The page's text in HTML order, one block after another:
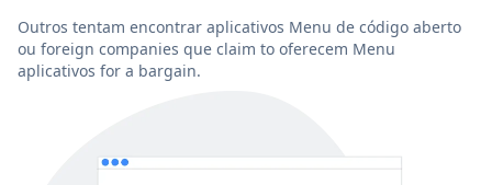
Outros tentam encontrar aplicativos Menu de código aberto
ou foreign companies que claim to oferecem Menu
aplicativos for a bargain.